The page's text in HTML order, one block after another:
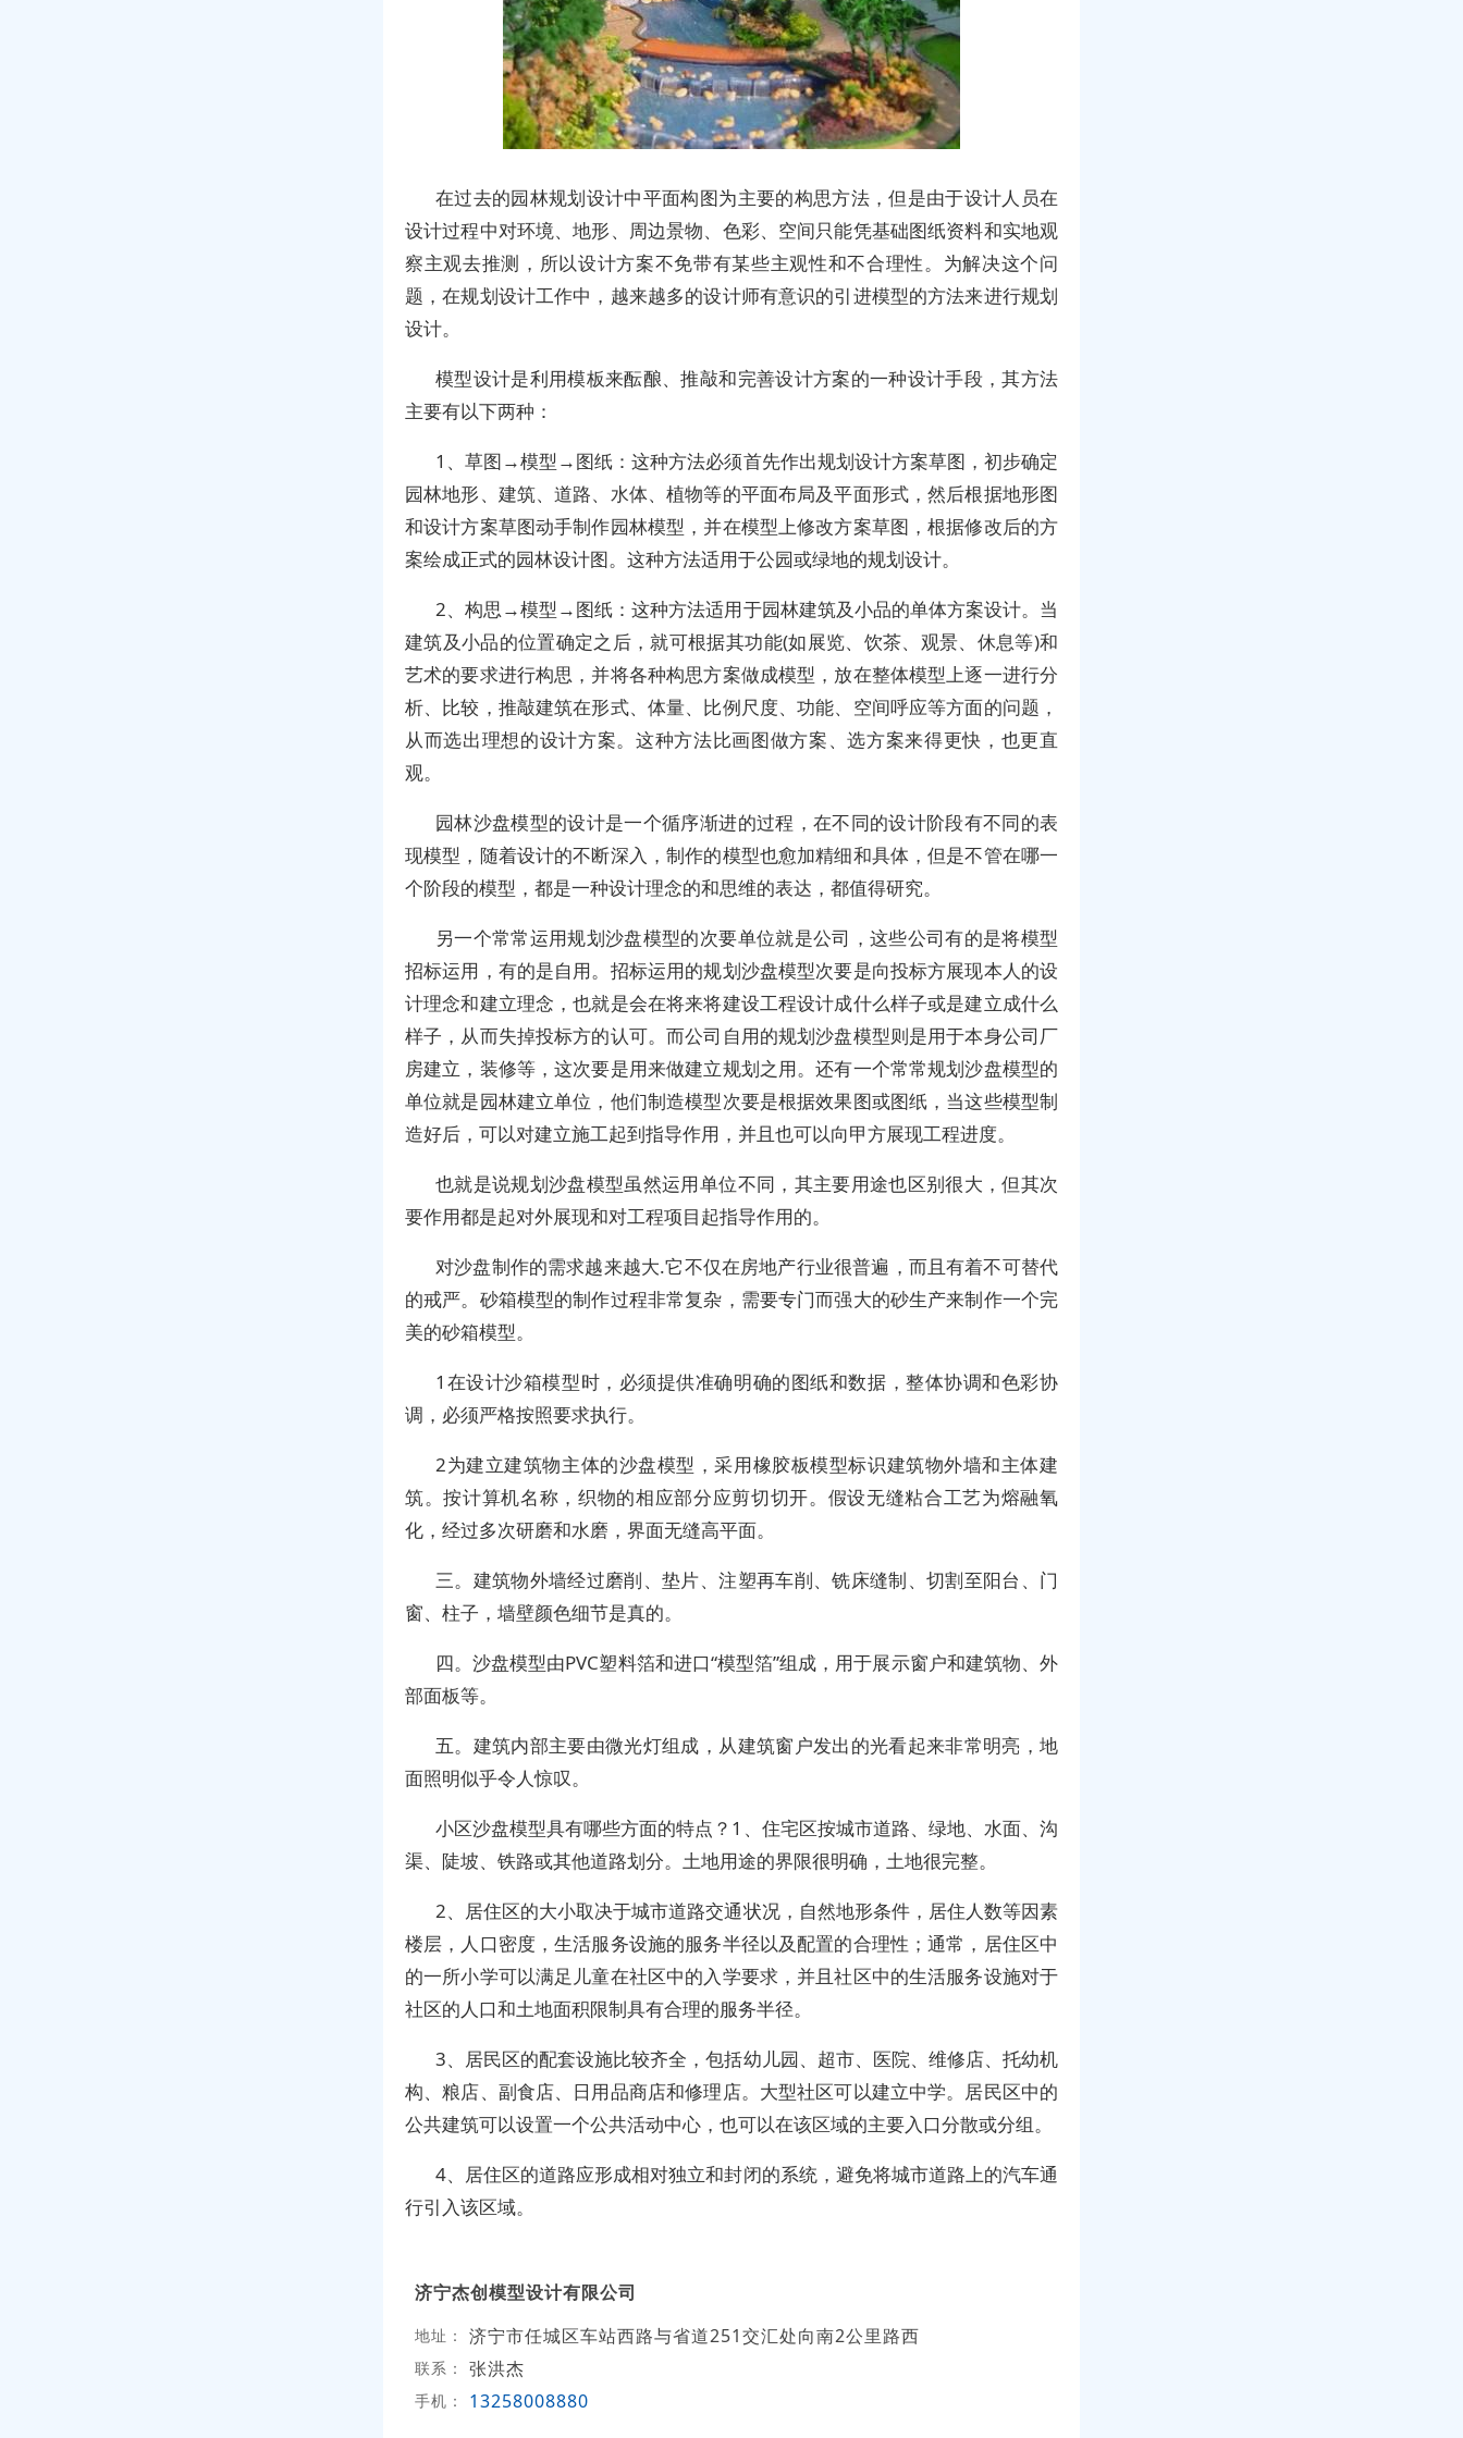
在过去的园林规划设计中平面构图为主要的构思方法，但是由于设计人员在
设计过程中对环境、地形、周边景物、色彩、空间只能凭基础图纸资料和实地观
察主观去推测，所以设计方案不免带有某些主观性和不合理性。为解决这个问
题，在规划设计工作中，越来越多的设计师有意识的引进模型的方法来进行规划
设计。
模型设计是利用模板来酝酿、推敲和完善设计方案的一种设计手段，其方法
主要有以下两种：
1、草图→模型→图纸：这种方法必须首先作出规划设计方案草图，初步确定
园林地形、建筑、道路、水体、植物等的平面布局及平面形式，然后根据地形图
和设计方案草图动手制作园林模型，并在模型上修改方案草图，根据修改后的方
案绘成正式的园林设计图。这种方法适用于公园或绿地的规划设计。
2、构思→模型→图纸：这种方法适用于园林建筑及小品的单体方案设计。当
建筑及小品的位置确定之后，就可根据其功能(如展览、饮茶、观景、休息等)和
艺术的要求进行构思，并将各种构思方案做成模型，放在整体模型上逐一进行分
析、比较，推敲建筑在形式、体量、比例尺度、功能、空间呼应等方面的问题，
从而选出理想的设计方案。这种方法比画图做方案、选方案来得更快，也更直
观。
园林沙盘模型的设计是一个循序渐进的过程，在不同的设计阶段有不同的表
现模型，随着设计的不断深入，制作的模型也愈加精细和具体，但是不管在哪一
个阶段的模型，都是一种设计理念的和思维的表达，都值得研究。
另一个常常运用规划沙盘模型的次要单位就是公司，这些公司有的是将模型
招标运用，有的是自用。招标运用的规划沙盘模型次要是向投标方展现本人的设
计理念和建立理念，也就是会在将来将建设工程设计成什么样子或是建立成什么
样子，从而失掉投标方的认可。而公司自用的规划沙盘模型则是用于本身公司厂
房建立，装修等，这次要是用来做建立规划之用。还有一个常常规划沙盘模型的
单位就是园林建立单位，他们制造模型次要是根据效果图或图纸，当这些模型制
造好后，可以对建立施工起到指导作用，并且也可以向甲方展现工程进度。
也就是说规划沙盘模型虽然运用单位不同，其主要用途也区别很大，但其次
要作用都是起对外展现和对工程项目起指导作用的。
对沙盘制作的需求越来越大.它不仅在房地产行业很普遍，而且有着不可替代
的戒严。砂箱模型的制作过程非常复杂，需要专门而强大的砂生产来制作一个完
美的砂箱模型。
1在设计沙箱模型时，必须提供准确明确的图纸和数据，整体协调和色彩协
调，必须严格按照要求执行。
2为建立建筑物主体的沙盘模型，采用橡胶板模型标识建筑物外墙和主体建
筑。按计算机名称，织物的相应部分应剪切切开。假设无缝粘合工艺为熔融氧
化，经过多次研磨和水磨，界面无缝高平面。
三。建筑物外墙经过磨削、垫片、注塑再车削、铣床缝制、切割至阳台、门
窗、柱子，墙壁颜色细节是真的。
四。沙盘模型由PVC塑料箔和进口“模型箔”组成，用于展示窗户和建筑物、外
部面板等。
五。建筑内部主要由微光灯组成，从建筑窗户发出的光看起来非常明亮，地
面照明似乎令人惊叹。
小区沙盘模型具有哪些方面的特点？1、住宅区按城市道路、绿地、水面、沟
渠、陡坡、铁路或其他道路划分。土地用途的界限很明确，土地很完整。
2、居住区的大小取决于城市道路交通状况，自然地形条件，居住人数等因素
楼层，人口密度，生活服务设施的服务半径以及配置的合理性；通常，居住区中
的一所小学可以满足儿童在社区中的入学要求，并且社区中的生活服务设施对于
社区的人口和土地面积限制具有合理的服务半径。
3、居民区的配套设施比较齐全，包括幼儿园、超市、医院、维修店、托幼机
构、粮店、副食店、日用品商店和修理店。大型社区可以建立中学。居民区中的
公共建筑可以设置一个公共活动中心，也可以在该区域的主要入口分散或分组。
4、居住区的道路应形成相对独立和封闭的系统，避免将城市道路上的汽车通
行引入该区域。
济宁杰创模型设计有限公司
地址： 济宁市任城区车站西路与省道251交汇处向南2公里路西
联系： 张洪杰
手机： 13258008880